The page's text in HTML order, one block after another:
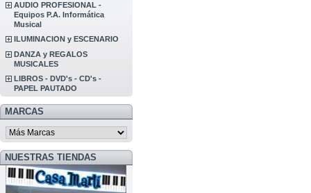
AUDIO PROFESIONAL -
Equipos P.A. Informática
Musical
ILUMINACION y ESCENARIO
DANZA y REGALOS
MUSICALES
LIBROS - DVD's - CD's -
PAPEL PAUTADO
MARCAS
NUESTRAS TIENDAS